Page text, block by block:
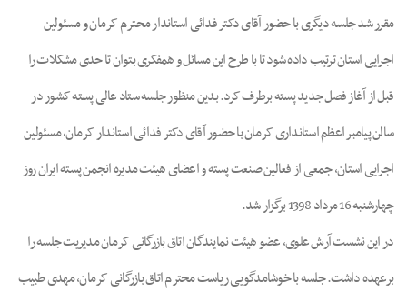
مقرر شد جلسه‌ دیگری با حضور آقای دکتر فدائی استاندار محترم کرمان و مسئولین
اجرایی استان ترتیب داده شود تا با طرح این مسائل و همفکری بتوان تا حدی مشکلات را
قبل از آغاز فصل جدید پسته برطرف کرد. بدین منظور جلسه ستاد عالی پسته کشور در
سالن پیامبر اعظم استانداری کرمان با حضور آقای دکتر فدائی استاندار کرمان، مسئولین
اجرایی استان، جمعی از فعالین صنعت پسته و اعضای هیئت مدیره انجمن پسته ایران روز
چهارشنبه 16 مرداد 1398 برگزار شد.
در این نشست آرش علوی، عضو هیئت نمایندگان اتاق بازرگانی کرمان مدیریت جلسه را
برعهده داشت. جلسه با خوشامدگویی ریاست محترم اتاق بازرگانی کرمان، مهدی طبیب